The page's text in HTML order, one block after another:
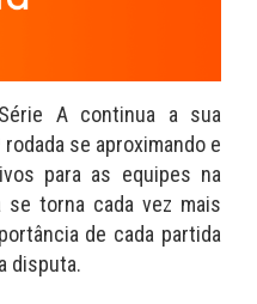
A continua a sua
se aproximando e
para as equipes na
torna cada vez mais
de cada partida
disputa.